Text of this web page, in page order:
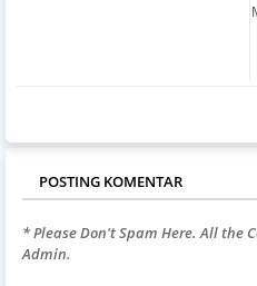
POSTING KOMENTAR
* Please Don't Spam Here. All the
Admin.